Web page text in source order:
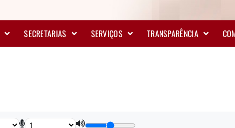
SECRETARIAS SERVIÇOS TRANSPARÊNCIA